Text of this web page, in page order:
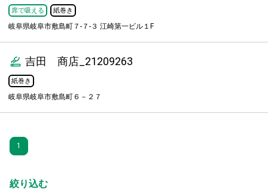
席で吸える 紙巻き
岐阜県岐阜市敷島町７-７-３ 江崎第一ビル１F
吉田 商店_21209263
紙巻き
岐阜県岐阜市敷島町６－２７
1
絞り込む